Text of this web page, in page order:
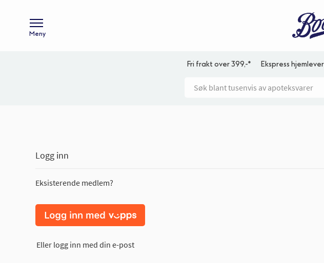
Meny
Fri frakt over 399,-* Ekspress
Logg inn
Eksisterende medlem?
Eller logg inn med din e-post